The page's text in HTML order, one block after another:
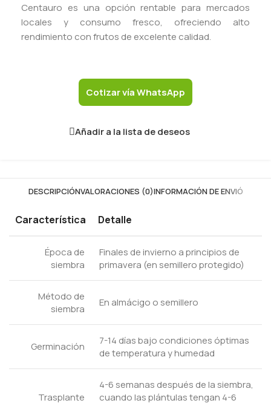
Centauro es una opción rentable para mercados
locales y consumo fresco, ofreciendo alto
rendimiento con frutos de excelente calidad.
Cotizar vía WhatsApp
Añadir a la lista de deseos
DESCRIPCIÓNVALORACIONES (0)INFORMACIÓN DE ENVIÓ
Característica Detalle
Época de
siembra
Finales de invierno a principios de
primavera (en semillero protegido)
Método de
siembra
En almácigo o semillero
Germinación
7-14 días bajo condiciones óptimas
de temperatura y humedad
Trasplante
4-6 semanas después de la siembra,
cuando las plántulas tengan 4-6